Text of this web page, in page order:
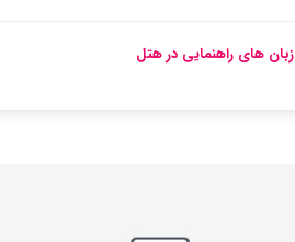
زبان های راهنمایی در هتل